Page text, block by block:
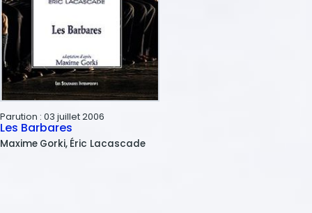
Parution : 03 juillet 2006
Les Barbares
Maxime Gorki Éric Lacascade